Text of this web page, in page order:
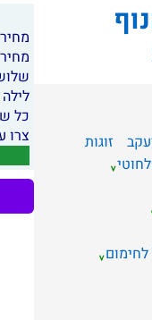
זוגות
לחימום
כל
צרו